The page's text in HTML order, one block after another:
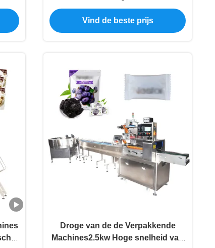
de
Pistache Automatische Verpakking
Verpakkende Machines
Vind de beste prijs
Droge van de de Verpakkende
Machines2.5kw Hoge snelheid van